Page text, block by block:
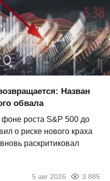
Назван
обвала
роста S&P 500 до
о риске нового краха
раскритиковал
5 авг 2026 3 885